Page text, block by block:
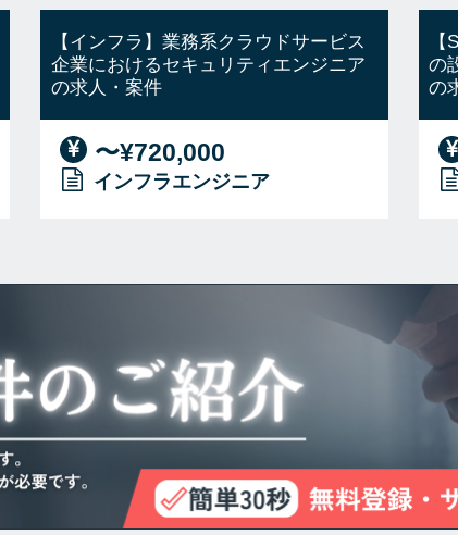
【インフラ】業務系クラウドサービス
企業におけるセキュリティエンジニア
の求人・案件
〜¥720,000
インフラエンジニア
の
の